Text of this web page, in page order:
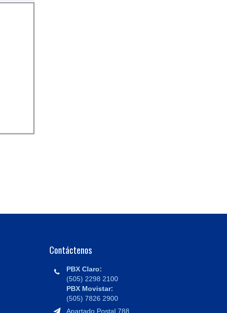
Contáctenos
PBX Claro:
(505) 2298 2100
PBX Movistar:
(505) 7826 2900
Apartado Postal 788